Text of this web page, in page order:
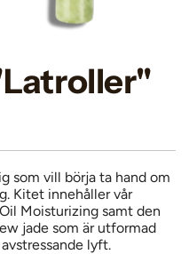
som vill börja ta hand om
Kitet innehåller vår
Moisturizing samt den
jade som är utformad
lyft.